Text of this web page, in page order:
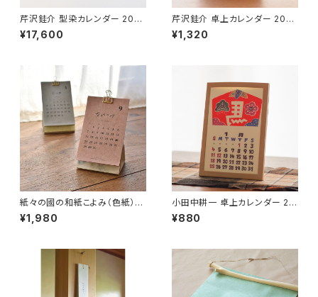
芹沢銈介 型染カレンダー 2021
年版【民藝品】【手漉き和紙使
用】【予約受付中】【12月納品予
¥17,600
芹沢銈介 卓上カレンダー 2025
年（令和7年）【民藝品】【スタンド
ケース付属】
¥1,320
紙々の國の和紙こよみ（色紙）
出雲民藝紙使用【2022年度】
【卓上カレンダー】
¥1,980
小田中耕一 卓上カレンダー 20
26年（令和8年） 紙製スタンド付
き【民藝品】【スタンドケース付
¥880